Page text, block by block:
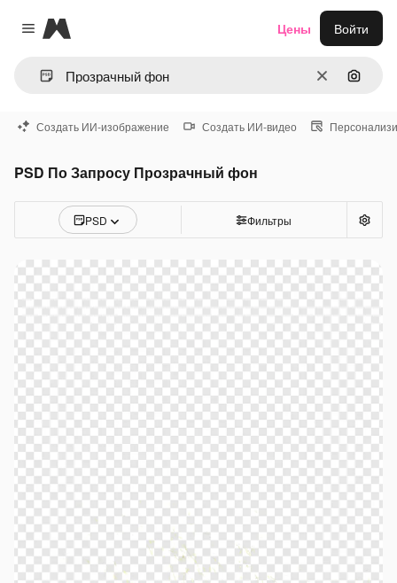
Close menu
Magnific
ОчиститьПоиск
Цены Войти
Создать ИИ-изображение Создать ИИ-видео
PSD По Запросу Прозрачный фон
PSD Фильтры